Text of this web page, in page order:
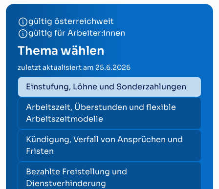
gültig österreichweit
gültig für Arbeiter:innen
Thema wählen
zuletzt aktualisiert am 25.6.2026
Einstufung, Löhne und Sonderzahlungen
Arbeitszeit, Überstunden und flexible
Arbeitszeitmodelle
Kündigung, Verfall von Ansprüchen und
Fristen
Bezahlte Freistellung und
Dienstverhinderung